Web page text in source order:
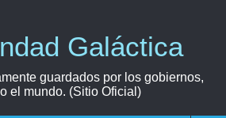
Galáctica
guardados por los gobiernos,
el mundo. (Sitio Oficial)